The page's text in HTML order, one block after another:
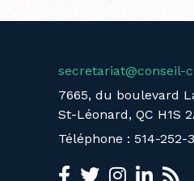
secretariat@conseil-
7665, du boulevard
St-Léonard, QC H1S
Téléphone : 514-252-